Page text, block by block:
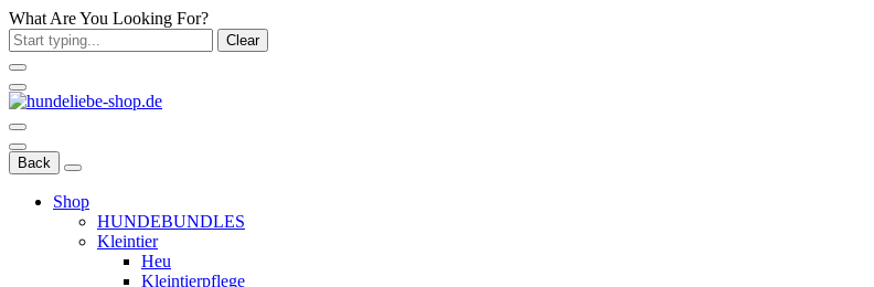
What Are You Looking For?
Clear
Back
Shop
HUNDEBUNDLES
Kleintier
Heu
Kleintierpflege